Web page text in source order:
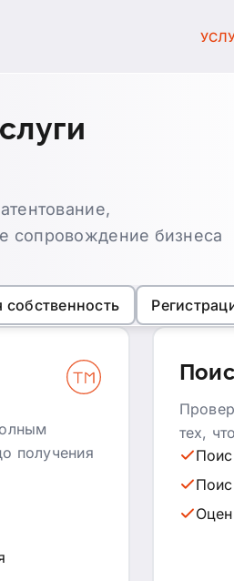
Лицензии
Юридическое
Миграционное
сопровождение бизнеса
собственность
получения
тех,